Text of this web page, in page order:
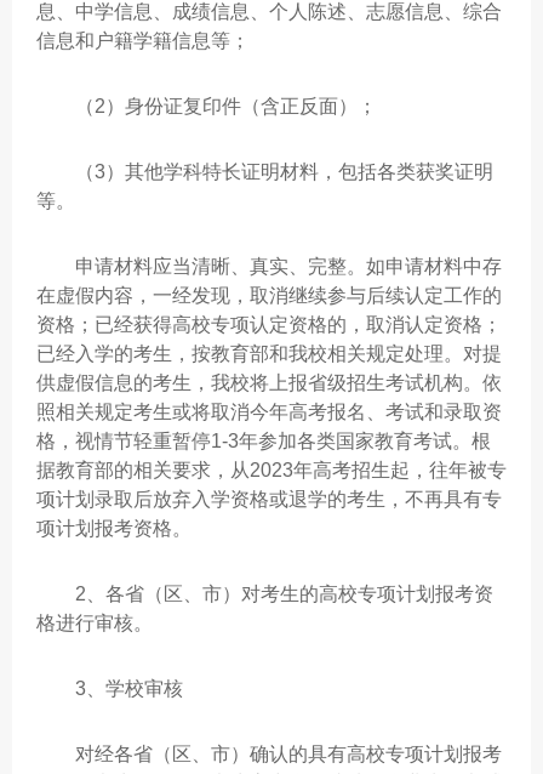
息、中学信息、成绩信息、个人陈述、志愿信息、综合
信息和户籍学籍信息等；
（2）身份证复印件（含正反面）；
（3）其他学科特长证明材料，包括各类获奖证明
等。
申请材料应当清晰、真实、完整。如申请材料中存
在虚假内容，一经发现，取消继续参与后续认定工作的
资格；已经获得高校专项认定资格的，取消认定资格；
已经入学的考生，按教育部和我校相关规定处理。对提
供虚假信息的考生，我校将上报省级招生考试机构。依
照相关规定考生或将取消今年高考报名、考试和录取资
格，视情节轻重暂停1-3年参加各类国家教育考试。根
据教育部的相关要求，从2023年高考招生起，往年被专
项计划录取后放弃入学资格或退学的考生，不再具有专
项计划报考资格。
2、各省（区、市）对考生的高校专项计划报考资
格进行审核。
3、学校审核
对经各省（区、市）确认的具有高校专项计划报考